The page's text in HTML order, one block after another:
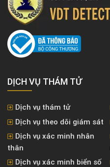
DỊCH VỤ THÁM TỬ
Dịch vụ thám tử
Dịch vụ theo dõi giám sát
Dịch vụ xác minh nhân
thân
Dịch vụ xác minh biển số